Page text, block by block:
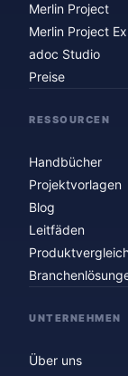
Merlin Project
Merlin Project
adoc Studio
Preise
RESSOURCEN
Handbücher
Projektvorlagen
Blog
Leitfäden
UNTERNEHMEN
Über uns